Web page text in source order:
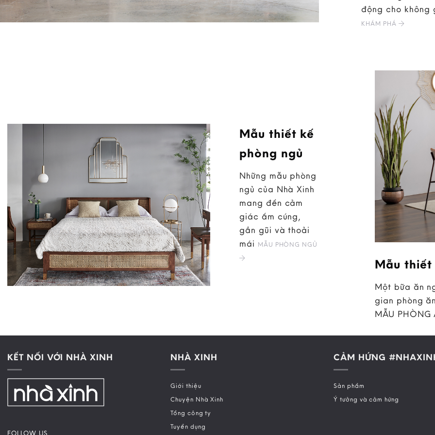
động cho không
KHÁM PHÁ
Mẫu thiết kế
phòng ngủ
Những mẫu phòng
ngủ của Nhà Xinh
mang đến cảm
giác ấm cúng,
gần gũi và thoải
mái MẪU PHÒNG NGỦ
Mẫu
Một bữa ăn
gian phòng
MẪU
KẾT NỐI VỚI NHÀ XINH
FOLLOW US
NHÀ XINH
Giới thiệu
Chuyện Nhà Xinh
Tổng công ty
Tuyển dụng
CẢM HỨNG
Sản phẩm
Ý tưởng và cảm hứng